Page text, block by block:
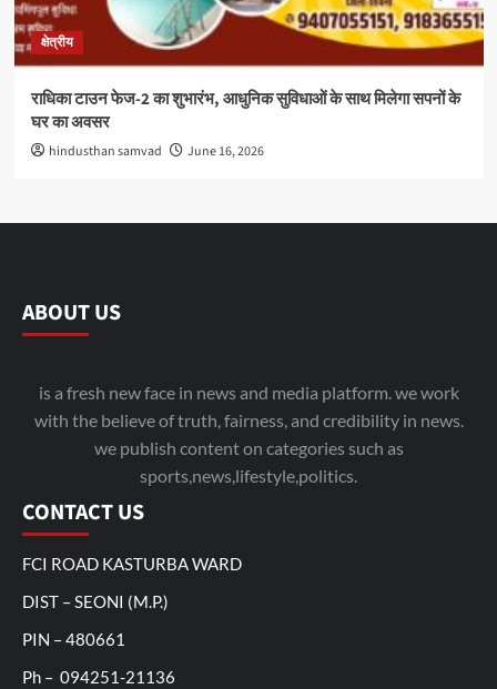
क्षेत्रीय
राधिका टाउन फेज-2 का शुभारंभ, आधुनिक सुविधाओं के साथ मिलेगा सपनों के
घर का अवसर
hindusthan samvad June 16, 2026
ABOUT US
is a fresh new face in news and media platform. we work
with the believe of truth, fairness, and credibility in news.
we publish content on categories such as
sports,news,lifestyle,politics.
CONTACT US
FCI ROAD KASTURBA WARD
DIST – SEONI (M.P.)
PIN – 480661
Ph – 094251-21136